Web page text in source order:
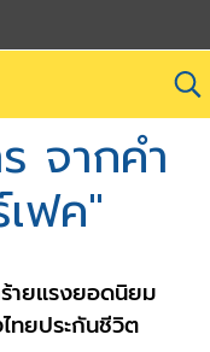
จากคำ
ฟค"
ายแรงยอดนิยม
ทยประกันชีวิต